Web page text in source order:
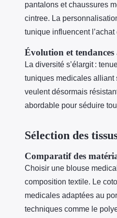
pantalons et chaussures
cintree. La
tunique influencent
Évolution et tendances
La diversité s’élargit :
tuniques medicales alliant
veulent désormais
abordable pour séduire
Sélection des
Comparatif des
Choisir une blouse
composition textile. Le
medicales adaptées au
techniques comme le